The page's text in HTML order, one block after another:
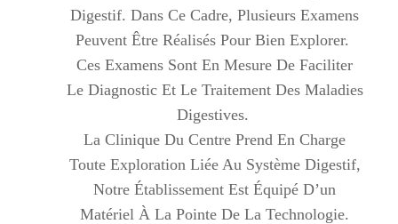
Digestif. Dans Ce Cadre, Plusieurs Examens
Peuvent Être Réalisés Pour Bien Explorer.
Ces Examens Sont En Mesure De Faciliter
Le Diagnostic Et Le Traitement Des Maladies
Digestives.
La Clinique Du Centre Prend En Charge
Toute Exploration Liée Au Système Digestif,
Notre Établissement Est Équipé D’un
Matériel À La Pointe De La Technologie.